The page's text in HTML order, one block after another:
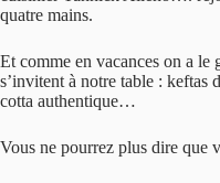
quatre mains.
Et comme en vacances on a le
s’invitent à notre table : keftas
cotta authentique…
Vous ne pourrez plus dire que